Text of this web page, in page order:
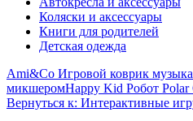
Коляски и аксессуары
Книги для родителей
Детская одежда
Ami&Co Игровой коврик
микшеромHappy Kid Робот Polar
Вернуться к: Интерактивные